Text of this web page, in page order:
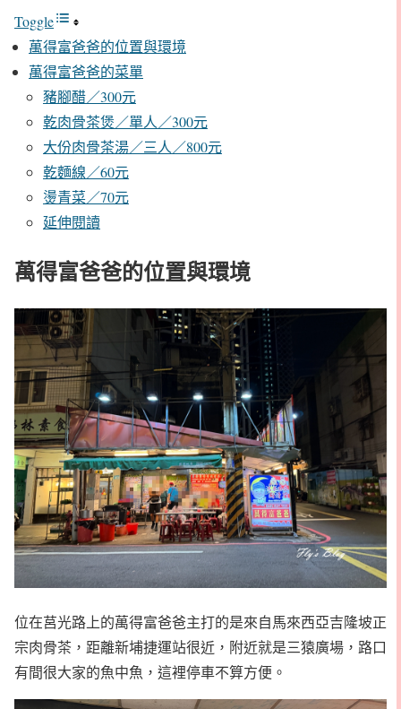
Toggle
萬得富爸爸的位置與環境
萬得富爸爸的菜單
豬腳醋／300元
乾肉骨茶煲／單人／300元
大份肉骨茶湯／三人／800元
乾麵線／60元
燙青菜／70元
延伸閱讀
萬得富爸爸的位置與環境
位在莒光路上的萬得富爸爸主打的是來自馬來西亞吉隆坡正
宗肉骨茶，距離新埔捷運站很近，附近就是三猿廣場，路口
有間很大家的魚中魚，這裡停車不算方便。